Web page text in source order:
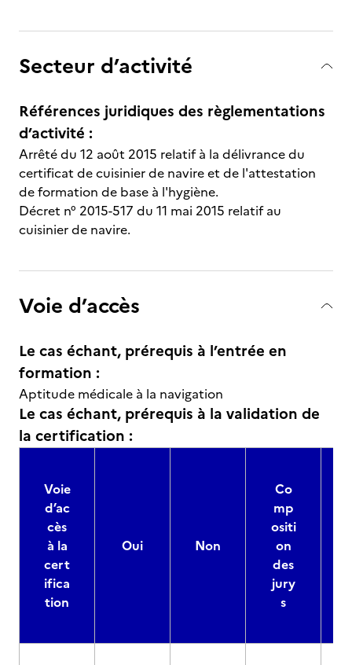
Secteur d’activité
Références juridiques des règlementations
d’activité :
Arrêté du 12 août 2015 relatif à la délivrance du
certificat de cuisinier de navire et de l'attestation
de formation de base à l'hygiène.
Décret n° 2015-517 du 11 mai 2015 relatif au
cuisinier de navire.
Voie d’accès
Le cas échant, prérequis à l’entrée en
formation :
Aptitude médicale à la navigation
Le cas échant, prérequis à la validation de
la certification :
Voie
d’ac
cès
à la
cert
ifica
tion
Oui Non
Co
mp
ositi
on
des
jury
s